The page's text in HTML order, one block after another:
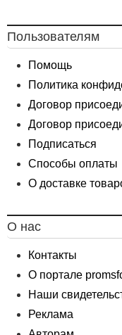
Пользователям
Помощь
Политика
Договор
Договор
Подписаться
Способы оплаты
О доставке
О нас
Контакты
О портале
Наши
Реклама